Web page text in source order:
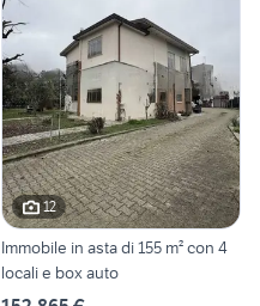
12
Immobile in asta di 155 m² con 4
locali e box auto